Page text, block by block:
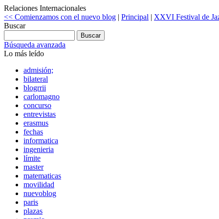
Relaciones Internacionales
<< Comienzamos con el nuevo blog | Principal | XXVI Festival de
Buscar
Búsqueda avanzada
Lo más leído
admisión;
bilateral
blogrrii
carlomagno
concurso
entrevistas
erasmus
fechas
informatica
ingenieria
límite
master
matematicas
movilidad
nuevoblog
paris
plazas